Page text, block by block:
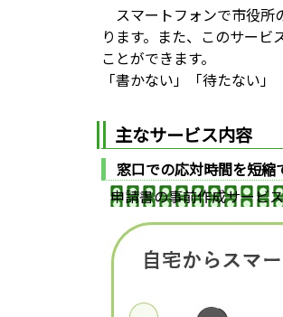
スマートフォンで市役所
ります。また、このサー
ことができます。
「書かない」「待たない
主なサービス内容
窓口での応対時間を短縮
申請書の事前作成サービ